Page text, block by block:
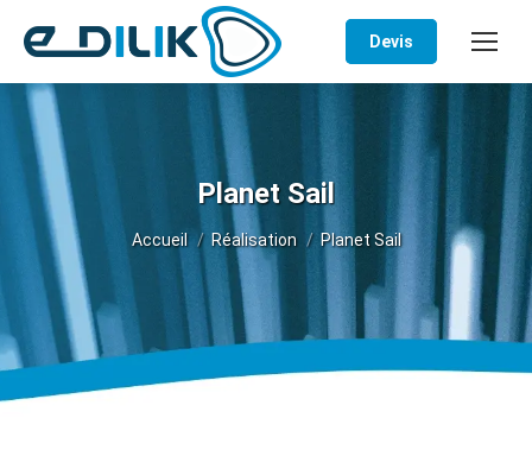
Devis
Planet Sail
Vous êtes ici :
Accueil Réalisation Planet Sail